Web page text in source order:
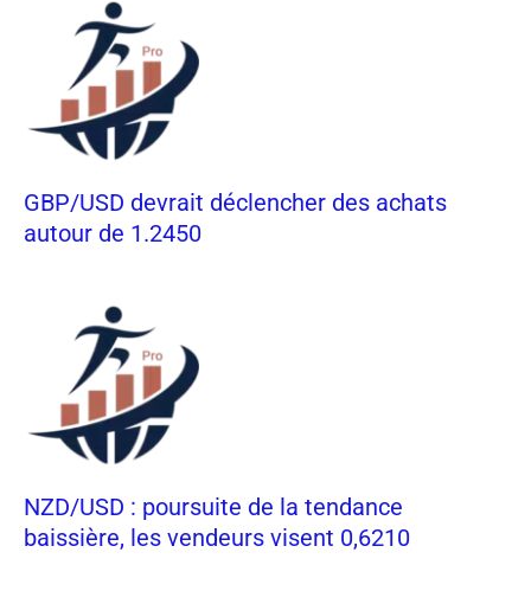
GBP/USD devrait déclencher des achats
autour de 1.2450
NZD/USD : poursuite de la tendance
baissière, les vendeurs visent 0,6210